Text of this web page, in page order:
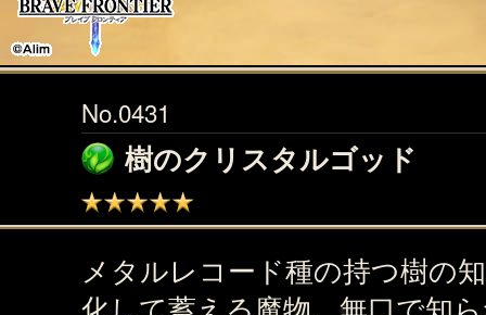
No.0431
樹のクリスタルゴッド
メタルレコード種の持つ樹の